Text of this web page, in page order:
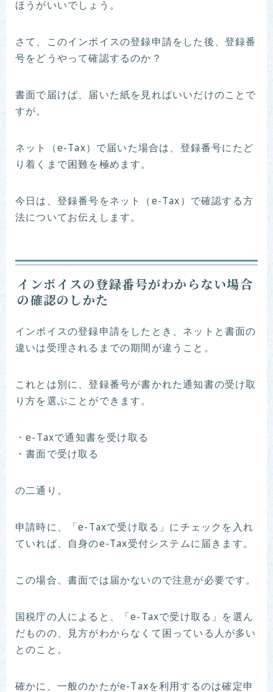
ほうがいいでしょう。
さて、このインボイスの登録申請をした後、登録番
号をどうやって確認するのか？
書面で届けば、届いた紙を見ればいいだけのことで
すが。
ネット（e-Tax）で届いた場合は、登録番号にたど
り着くまで困難を極めます。
今日は、登録番号をネット（e-Tax）で確認する方
法についてお伝えします。
インボイスの登録番号がわからない場合
の確認のしかた
インボイスの登録申請をしたとき、ネットと書面の
違いは受理されるまでの期間が違うこと。
これとは別に、登録番号が書かれた通知書の受け取
り方を選ぶことができます。
・e-Taxで通知書を受け取る
・書面で受け取る
の二通り。
申請時に、「e-Taxで受け取る」にチェックを入れ
ていれば、自身のe-Tax受付システムに届きます。
この場合、書面では届かないので注意が必要です。
国税庁の人によると、「e-Taxで受け取る」を選ん
だものの、見方がわからなくて困っている人が多い
とのこと。
確かに、一般のかたがe-Taxを利用するのは確定申